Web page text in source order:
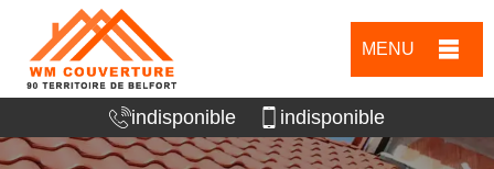
MENU
indisponible indisponible